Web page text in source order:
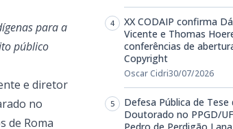
para a
público
e diretor
no
de Roma
XX CODAIP confirma
Vicente e Thomas
conferências de
Copyright
Oscar Cidri30/07/2026
Defesa Pública de Tese
Doutorado no PPGD/